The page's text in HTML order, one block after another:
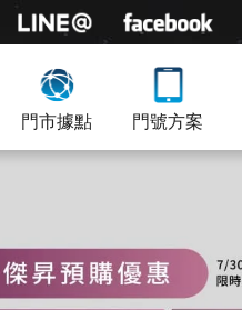
門市據點 門號方案